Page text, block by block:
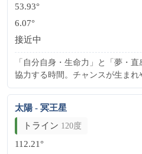
53.93°
6.07°
接近中
「自分自身・生命力」と「夢・
協力する時間。チャンスが生まれ
太陽 - 冥王星
トライン 120度
112.21°